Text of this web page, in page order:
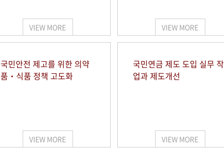
VIEW MORE VIEW MORE
국민안전 제고를 위한 의약
품‧식품 정책 고도화
VIEW MORE
국민연금 제도 도입 실무 작
업과 제도개선
VIEW MORE